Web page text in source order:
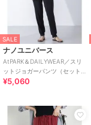
SALE
ナノユニバース
AtPARK＆DAILYWEAR／スリ
ットジョガーパンツ（セット
アップ可）
¥5,060